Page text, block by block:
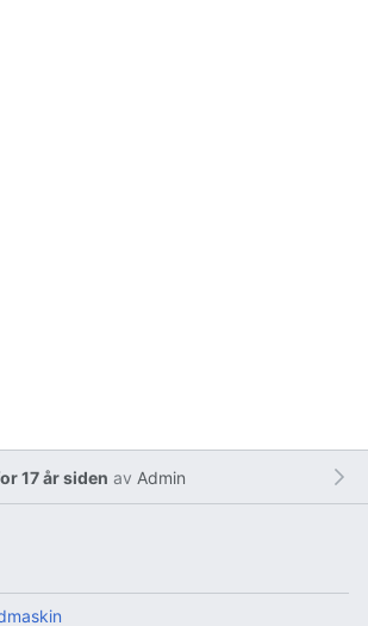
17 år siden av Admin